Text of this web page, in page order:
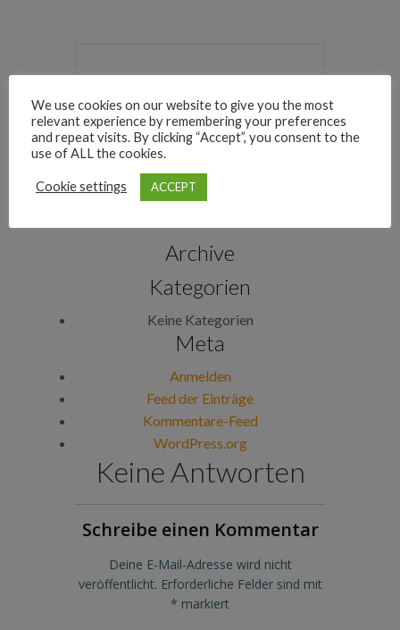
+ iCal / Outlook export
Archive
Kategorien
Keine Kategorien
Meta
Anmelden
Feed der Einträge
Kommentare-Feed
WordPress.org
Keine Antworten
Schreibe einen Kommentar
Deine E-Mail-Adresse wird nicht
veröffentlicht. Erforderliche Felder sind mit
* markiert
We use cookies on our website to give you the most
relevant experience by remembering your preferences
and repeat visits. By clicking “Accept”, you consent to the
use of ALL the cookies.
Cookie settings ACCEPT